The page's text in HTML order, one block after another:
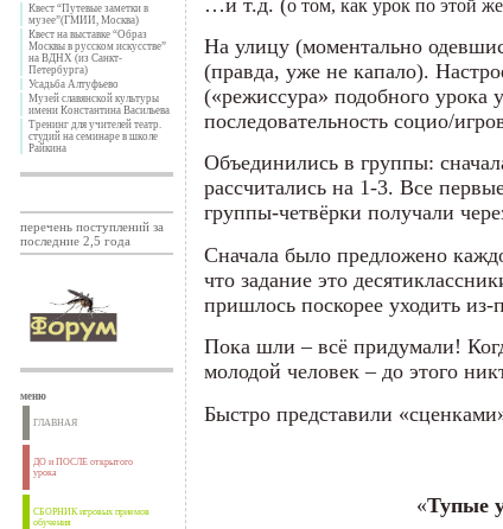
Квест “Путевые заметки в
музее”(ГМИИ, Москва)
Квест на выставке “Образ
Москвы в русском искусстве”
на ВДНХ (из Санкт-
Петербурга)
Усадьба Алтуфьево
Музей славянской культуры
имени Константина Васильева
Тренинг для учителей театр.
студий на семинаре в школе
Райкина
перечень поступлений за
последние 2,5 года
меню
ГЛАВНАЯ
ДО и ПОСЛЕ открытого
урока
СБОРНИК игровых приемов
обучения
о том, как урок по этой
На улицу (моментально
(правда, уже не капало).
(«режиссура» подобного
последовательность социо/
Объединились в группы:
рассчитались на 1-3. Все
группы-четвёрки получали
Сначала было предложено
что задание это
пришлось поскорее уходить
Пока шли – всё придумали!
молодой человек – до этого
Быстро представили
«Тупые